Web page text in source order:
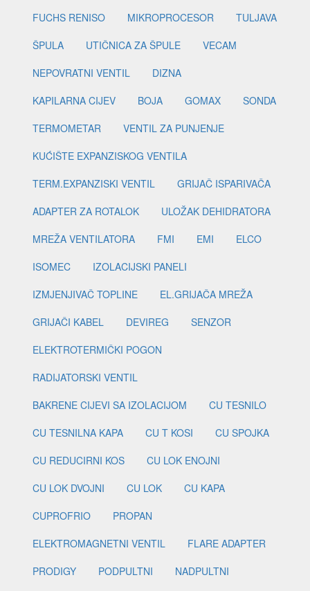
FUCHS RENISO MIKROPROCESOR
TULJAVA
ŠPULA
UTIČNICA ZA ŠPULE
VECAM
NEPOVRATNI VENTIL
DIZNA
KAPILARNA CIJEV
BOJA GOMAX
SONDA
TERMOMETAR
VENTIL ZA PUNJENJE
KUĆIŠTE EXPANZISKOG VENTILA
TERM.EXPANZISKI VENTIL
GRIJAČ ISPARIVAČA
ADAPTER ZA ROTALOK
ULOŽAK DEHIDRATORA
MREŽA VENTILATORA
FMI EMI
ELCO
ISOMEC
IZOLACIJSKI PANELI
IZMJENJIVAČ TOPLINE
EL.GRIJAČA MREŽA
GRIJAČI KABEL
DEVIREG
SENZOR
ELEKTROTERMIČKI POGON
RADIJATORSKI VENTIL
BAKRENE CIJEVI SA IZOLACIJOM
CU TESNILO
CU TESNILNA KAPA
CU T KOSI
CU SPOJKA
CU REDUCIRNI KOS
CU LOK ENOJNI
CU LOK DVOJNI
CU LOK
CU KAPA
CUPROFRIO
PROPAN
ELEKTROMAGNETNI VENTIL
FLARE ADAPTER
PRODIGY
PODPULTNI
NADPULTNI